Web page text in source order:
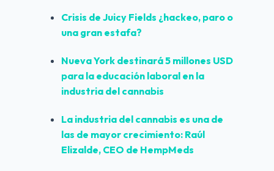
Crisis de Juicy Fields ¿hackeo, paro o
una gran estafa?
Nueva York destinará 5 millones USD
para la educación laboral en la
industria del cannabis
La industria del cannabis es una de
las de mayor crecimiento: Raúl
Elizalde, CEO de HempMeds